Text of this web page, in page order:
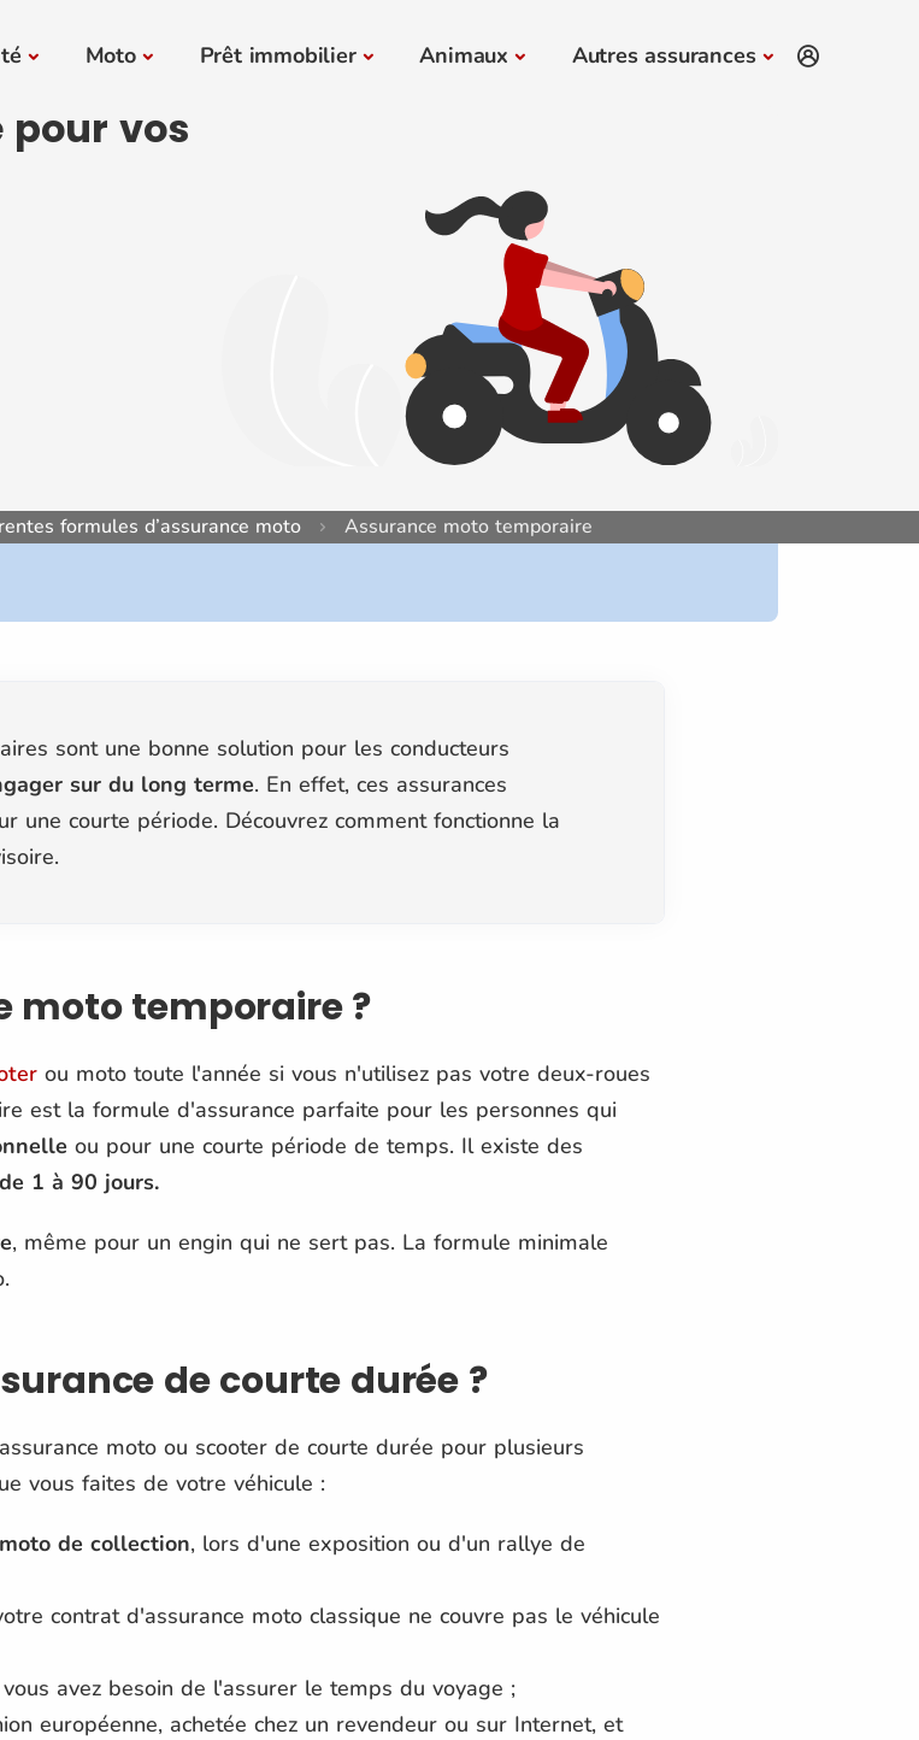
Moto Prêt immobilier Animaux Autres assurances
pour vos
formules d’assurance moto Assurance moto temporaire
sont une bonne solution pour les conducteurs
sur du long terme. En effet, ces assurances
une courte période. Découvrez comment fonctionne la
moto temporaire ?
ou moto toute l'année si vous n'utilisez pas votre deux-roues
est la formule d'assurance parfaite pour les personnes qui
ou pour une courte période de temps. Il existe des
1 à 90 jours.
, même pour un engin qui ne sert pas. La formule minimale
de courte durée ?
moto ou scooter de courte durée pour plusieurs
vous faites de votre véhicule :
moto de collection, lors d'une exposition ou d'un rallye de
contrat d'assurance moto classique ne couvre pas le véhicule
avez besoin de l'assurer le temps du voyage ;
européenne, achetée chez un revendeur ou sur Internet, et